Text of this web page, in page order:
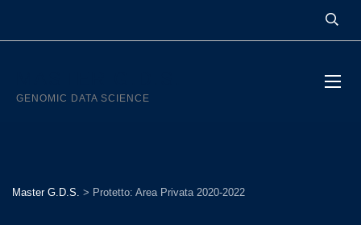
GENOMIC DATA SCIENCE
Master G.D.S. > Protetto: Area Privata 2020-2022